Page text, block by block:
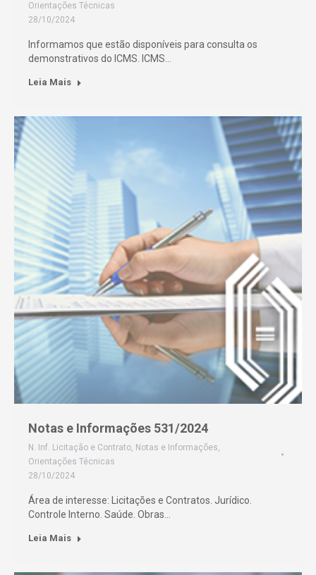
Orientações Técnicas
28/10/2024
Informamos que estão disponíveis para consulta os
demonstrativos do ICMS. ICMS…
Leia Mais
Notas e Informações 531/2024
N. Inf. Licitação e Contrato, Notas e Informações,
Orientações Técnicas
28/10/2024
Área de interesse: Licitações e Contratos. Jurídico.
Controle Interno. Saúde. Obras…
Leia Mais